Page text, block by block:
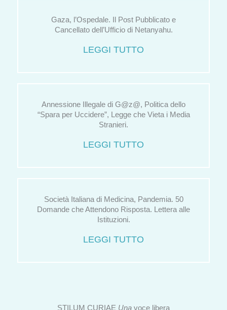
Gaza, l’Ospedale. Il Post Pubblicato e
Cancellato dell’Ufficio di Netanyahu.
LEGGI TUTTO
Annessione Illegale di G@z@, Politica dello
“Spara per Uccidere”, Legge che Vieta i Media
Stranieri.
LEGGI TUTTO
Società Italiana di Medicina, Pandemia. 50
Domande che Attendono Risposta. Lettera alle
Istituzioni.
LEGGI TUTTO
STILUM CURIAE Una voce libera